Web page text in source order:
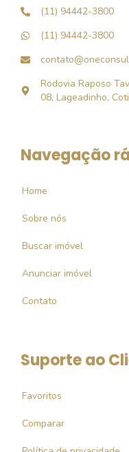
(11) 94442-3800
(11) 94442-3800
Rodovia Raposo
08, Lageadinho,
Navegação
Home
Sobre nós
Buscar imóvel
Anunciar imóvel
Contato
Suporte ao
Favoritos
Comparar